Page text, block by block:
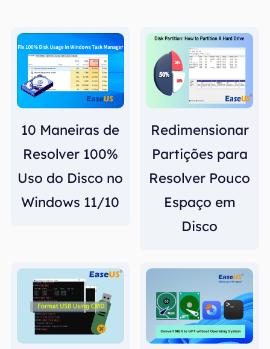
10 Maneiras de
Resolver 100%
Uso do Disco no
Windows 11/10
Redimensionar
Partições para
Resolver Pouco
Espaço em
Disco